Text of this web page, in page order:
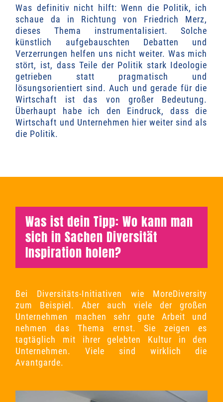
Was definitiv nicht hilft: Wenn die Politik, ich
schaue da in Richtung von Friedrich Merz,
dieses Thema instrumentalisiert. Solche
künstlich aufgebauschten Debatten und
Verzerrungen helfen uns nicht weiter. Was mich
stört, ist, dass Teile der Politik stark Ideologie
getrieben
statt pragmatisch und
lösungsorientiert sind. Auch und gerade für die
Wirtschaft ist das von großer Bedeutung.
Überhaupt habe ich den Eindruck, dass die
Wirtschaft und Unternehmen hier weiter sind als
die Politik.
Was ist dein Tipp: Wo kann man
sich in Sachen Diversität
Inspiration holen?
Bei Diversitäts-Initiativen wie MoreDiversity
zum Beispiel. Aber auch viele der großen
Unternehmen machen sehr gute Arbeit und
nehmen das Thema ernst. Sie zeigen es
tagtäglich mit ihrer gelebten Kultur in den
Unternehmen. Viele sind wirklich die
Avantgarde.